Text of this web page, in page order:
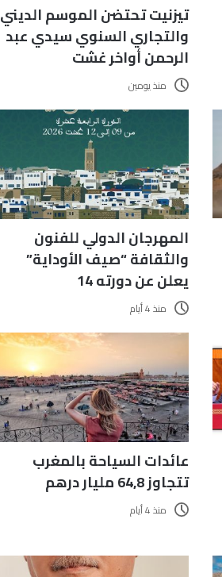
تيزنيت تحتضن الموسم الديني
والتجاري السنوي سيدي عبد
الرحمن أواخر غشت
منذ يومين
المهرجان الدولي للفنون
والثقافة “صيف الأوداية”
يعلن عن دورته 14
منذ 4 أيام
عائدات السياحة بالمغرب
تتجاوز 64,8 مليار درهم
منذ 4 أيام